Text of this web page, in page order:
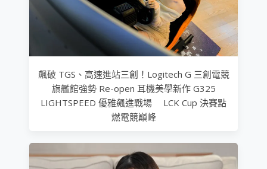
飆破 TGS、高速進站三創！Logitech G 三創電競
旗艦館強勢 Re-open 耳機美學新作 G325
LIGHTSPEED 優雅飆進戰場 LCK Cup 決賽點
燃電競巔峰